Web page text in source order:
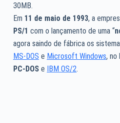
30MB.
Em 11 de maio de 1993, a
PS/1 com o lançamento de uma “
agora saindo de fábrica os
MS-DOS e Microsoft Windows, no
PC-DOSe IBM OS/2.